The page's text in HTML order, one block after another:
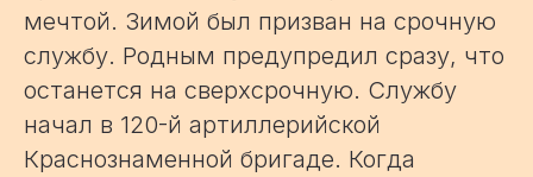
мечтой. Зимой был призван на срочную
службу. Родным предупредил сразу, что
останется на сверхсрочную. Службу
начал в 120-й артиллерийской
Краснознаменной бригаде. Когда